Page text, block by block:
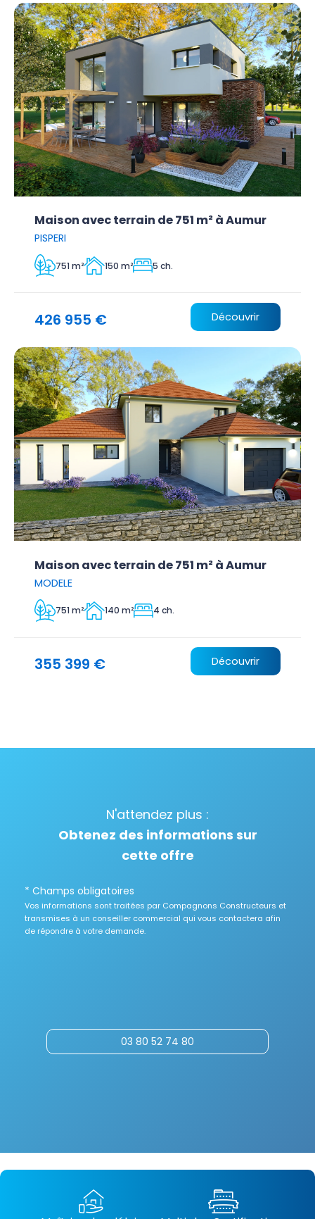
Maison avec terrain de 751 m² à Aumur
PISPERI
751 m² 150 m² 5 ch.
426 955 € Découvrir
Maison avec terrain de 751 m² à Aumur
MODELE
751 m² 140 m² 4 ch.
355 399 € Découvrir
N'attendez plus :
Obtenez des informations sur
cette offre
* Champs obligatoires
Vos informations sont traitées par Compagnons Constructeurs et
transmises à un conseiller commercial qui vous contactera afin
de répondre à votre demande.
03 80 52 74 80